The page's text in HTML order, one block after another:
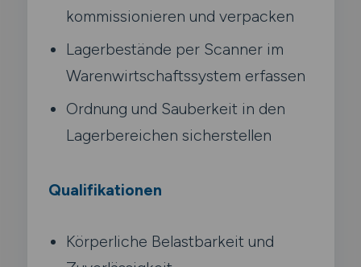
kommissionieren und verpacken
Lagerbestände per Scanner im
Warenwirtschaftssystem erfassen
Ordnung und Sauberkeit in den
Lagerbereichen sicherstellen
Qualifikationen
Körperliche Belastbarkeit und